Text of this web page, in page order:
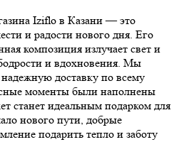
Iziflo в Казани — это
и радости нового дня. Его
композиция излучает свет и
и вдохновения. Мы
доставку по всему
моменты были наполнены
станет идеальным подарком для
нового пути, добрые
подарить тепло и заботу